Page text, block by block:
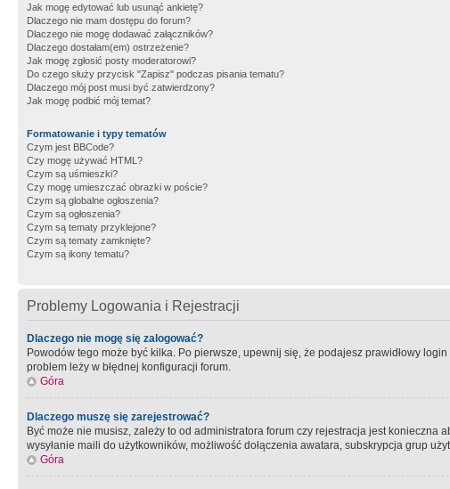
Jak mogę edytować lub usunąć ankietę?
Dlaczego nie mam dostępu do forum?
Dlaczego nie mogę dodawać załączników?
Dlaczego dostałam(em) ostrzeżenie?
Jak mogę zgłosić posty moderatorowi?
Do czego służy przycisk "Zapisz" podczas pisania tematu?
Dlaczego mój post musi być zatwierdzony?
Jak mogę podbić mój temat?
Formatowanie i typy tematów
Czym jest BBCode?
Czy mogę używać HTML?
Czym są uśmieszki?
Czy mogę umieszczać obrazki w poście?
Czym są globalne ogłoszenia?
Czym są ogłoszenia?
Czym są tematy przyklejone?
Czym są tematy zamknięte?
Czym są ikony tematu?
Problemy Logowania i Rejestracji
Dlaczego nie mogę się zalogować?
Powodów tego może być kilka. Po pierwsze, upewnij się, że podajesz prawidłowy
problem leży w błędnej konfiguracji forum.
Góra
Dlaczego muszę się zarejestrować?
Być może nie musisz, zależy to od administratora forum czy rejestracja jest
wysyłanie maili do użytkowników, możliwość dołączenia awatara, subskrypcja grup
Góra